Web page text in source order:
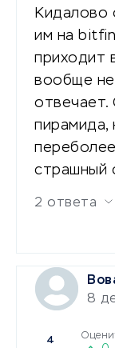
Кидалово
им на
приходит
вообще
отвечает.
пирамида,
страшный
2 ответа
8
4